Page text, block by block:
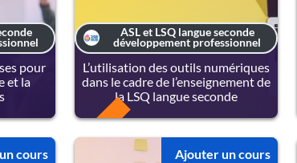
pour
et la
ASL et LSQ langue seconde
développement professionnel
L’utilisation des outils numériques
dans le cadre de l’enseignement de
la LSQ langue seconde
FREE
cours Ajouter un cours